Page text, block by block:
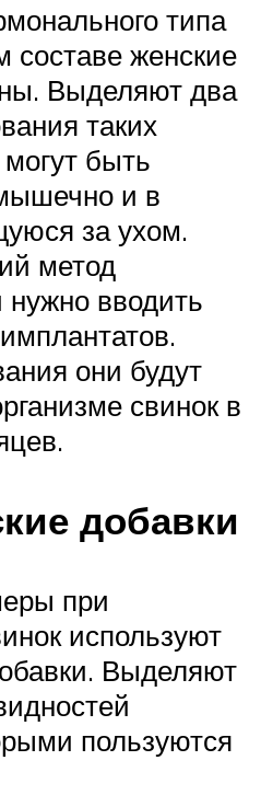
типа
составе женские
Выделяют два
таких
быть
и в
за ухом.
метод
вводить
они будут
свинок в
добавки
при
используют
Выделяют
пользуются